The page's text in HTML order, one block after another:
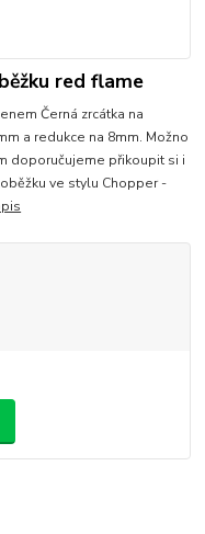
red flame
Černá zrcátka na
a redukce na 8mm. Možno
doporučujeme přikoupit si i
ve stylu Chopper -